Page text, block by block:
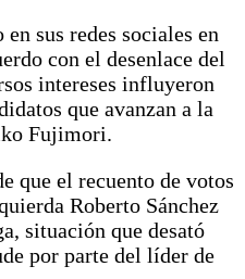
sus redes sociales en
con el desenlace del
intereses influyeron
que avanzan a la
Fujimori.
que el recuento de votos
Roberto Sánchez
situación que desató
por parte del líder de